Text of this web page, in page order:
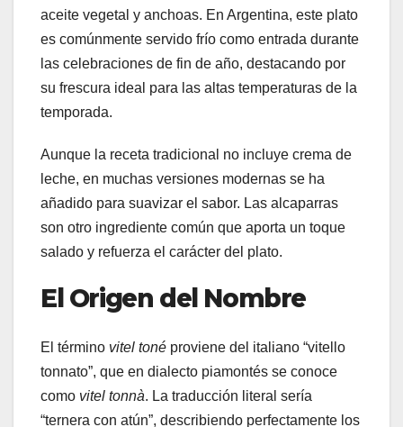
aceite vegetal y anchoas. En Argentina, este plato
es comúnmente servido frío como entrada durante
las celebraciones de fin de año, destacando por
su frescura ideal para las altas temperaturas de la
temporada.
Aunque la receta tradicional no incluye crema de
leche, en muchas versiones modernas se ha
añadido para suavizar el sabor. Las alcaparras
son otro ingrediente común que aporta un toque
salado y refuerza el carácter del plato.
El Origen del Nombre
El término vitel toné proviene del italiano “vitello
tonnato”, que en dialecto piamontés se conoce
como vitel tonnà. La traducción literal sería
“ternera con atún”, describiendo perfectamente los